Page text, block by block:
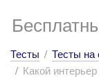
Тесты
Тесты на
Какой